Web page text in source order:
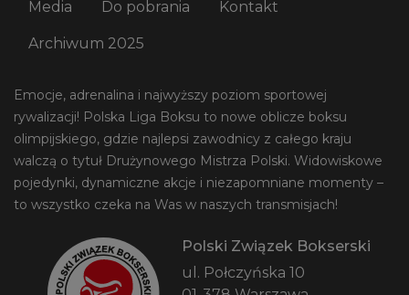
Media Do pobrania Kontakt
Archiwum 2025
Emocje, adrenalina i najwyższy poziom sportowej
rywalizacji! Polska Liga Boksu to nowe oblicze boksu
olimpijskiego, gdzie najlepsi zawodnicy z całego kraju
walczą o tytuł Drużynowego Mistrza Polski. Widowiskowe
pojedynki, dynamiczne akcje i niezapomniane momenty –
to wszystko czeka na Was w naszych transmisjach!
Polski Związek Bokserski
ul. Połczyńska 10